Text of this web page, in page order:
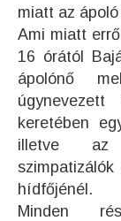
miatt az
Ami miatt
16 órától
ápolónő
úgynevezett
keretében
illetve az
hídfőjénél.
Minden